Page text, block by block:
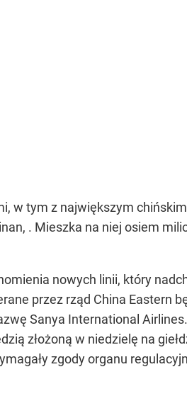
w tym z największym
. Mieszka na niej osiem
nowych linii, który
przez rząd China Eastern
Sanya International
złożoną w niedzielę na
zgody organu